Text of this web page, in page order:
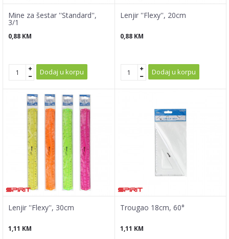
Mine za šestar ''Standard'',
3/1
0,88 KM
Dodaj u korpu
Lenjir ''Flexy'', 20cm
0,88 KM
Dodaj u korpu
Lenjir ''Flexy'', 30cm
1,11 KM
Trougao 18cm, 60°
1,11 KM